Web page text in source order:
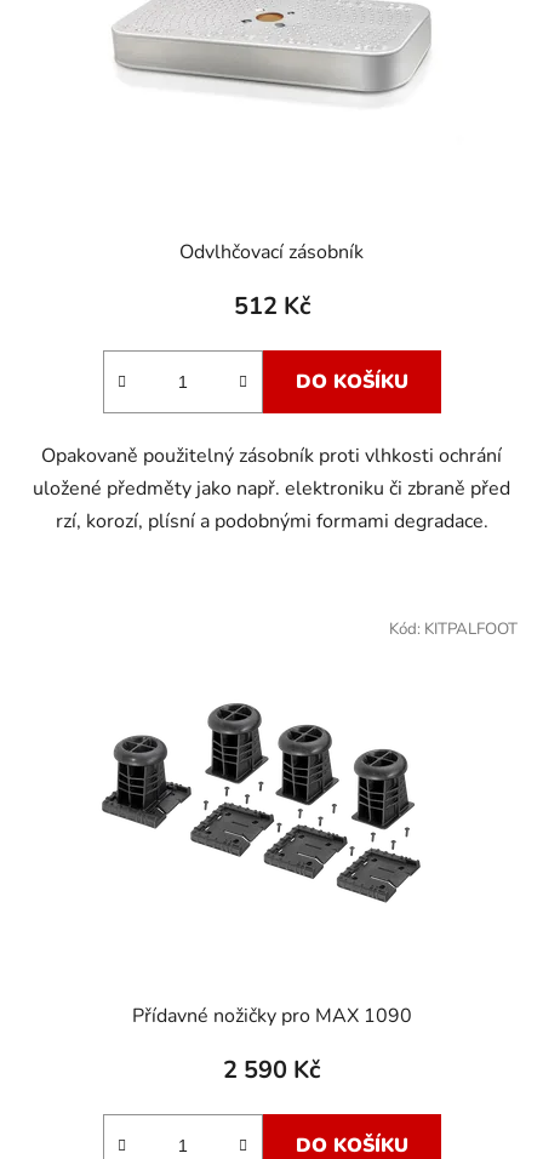
Odvlhčovací zásobník
512 Kč
DO KOŠÍKU
Opakovaně použitelný zásobník proti vlhkosti ochrání
uložené předměty jako např. elektroniku či zbraně před
rzí, korozí, plísní a podobnými formami degradace.
Přídavné nožičky pro MAX 1090
2 590 Kč
DO KOŠÍKU
Kód: KITPALFOOT